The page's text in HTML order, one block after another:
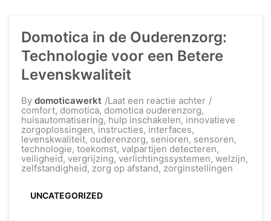
Domotica in de Ouderenzorg:
Technologie voor een Betere
Levenskwaliteit
By domoticawerkt Laat een reactie achterop
in
Ouderenzorg:
Technologie
voor
een
Betere
comfort, domotica, domotica ouderenzorg,
huisautomatisering, hulp inschakelen, innovatieve
zorgoplossingen, instructies, interfaces,
levenskwaliteit, ouderenzorg, senioren, sensoren,
technologie, toekomst, valpartijen detecteren,
veiligheid, vergrijzing, verlichtingssystemen, welzijn,
zelfstandigheid, zorg op afstand, zorginstellingen
UNCATEGORIZED